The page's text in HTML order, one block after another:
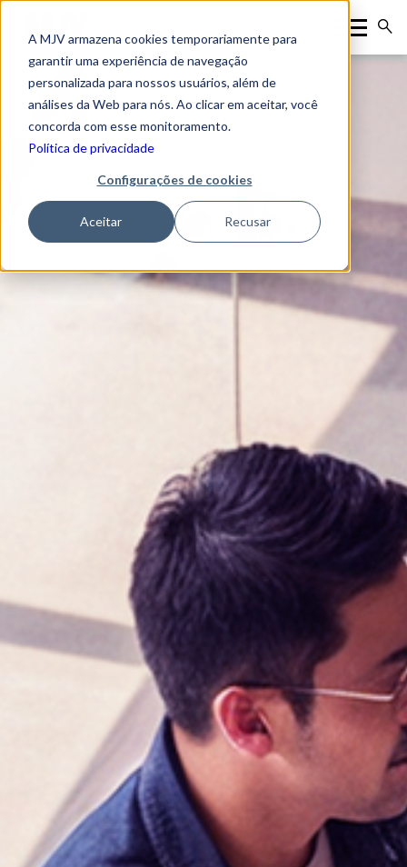
A MJV armazena cookies temporariamente para
garantir uma experiência de navegação
personalizada para nossos usuários, além de
análises da Web para nós. Ao clicar em aceitar, você
concorda com esse monitoramento.
Política de privacidade
Configurações de cookies
Aceitar Recusar